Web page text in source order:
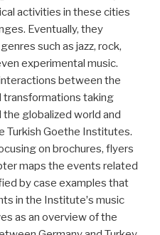
activities in these cities
Eventually, they
such as jazz, rock,
experimental music.
between the
transformations taking
the globalized world and
Turkish Goethe Institutes.
on brochures, flyers
maps the events related
by case examples that
in the Instituteʼs music
as an overview of the